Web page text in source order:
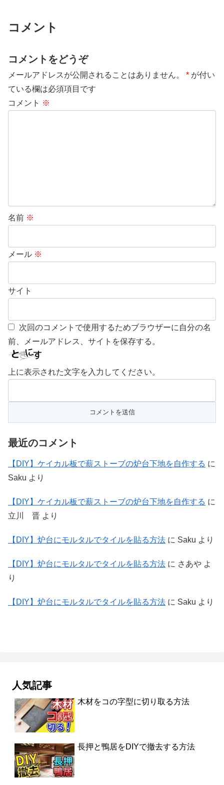
コメント
コメントをどうぞ
メールアドレスが公開されることはありません。 * が付い
ている欄は必須項目です
コメント ※
名前 ※
メール ※
サイト
次回のコメントで使用するためブラウザーに自分の名
前、メールアドレス、サイトを保存する。
上に表示された文字を入力してください。
最近のコメント
【DIY】ケイカル板で薪ストーブの炉台下地を自作する に
Saku より
【DIY】ケイカル板で薪ストーブの炉台下地を自作する に
立川 晋 より
【DIY】炉台にモルタルでタイルを貼る方法 に Saku より
【DIY】炉台にモルタルでタイルを貼る方法 に さあや よ
り
【DIY】炉台にモルタルでタイルを貼る方法 に Saku より
人気記事
木材をコの字型に切り取る方法
長押と鴨居をDIYで撤去する方法